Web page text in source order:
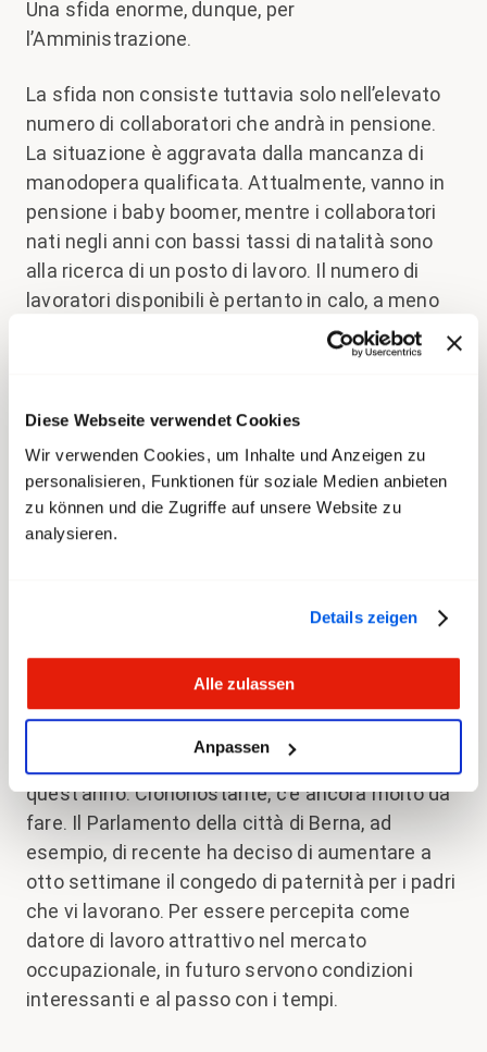
Diese Webseite verwendet Cookies
Wir verwenden Cookies, um Inhalte und Anzeigen zu
personalisieren, Funktionen für soziale Medien anbieten
zu können und die Zugriffe auf unsere Website zu
analysieren.
Details zeigen
Alle zulassen
Anpassen
Una sfida enorme, dunque, per
l’Amministrazione.
La sfida non consiste tuttavia solo nell’elevato
numero di collaboratori che andrà in pensione.
La situazione è aggravata dalla mancanza di
manodopera qualificata. Attualmente, vanno in
pensione i baby boomer, mentre i collaboratori
nati negli anni con bassi tassi di natalità sono
alla ricerca di un posto di lavoro. Il numero di
lavoratori disponibili è pertanto in calo, a meno
che questa diminuzione non possa essere
Inoltre, i requisiti che pongono i datori di lavoro
alle generazioni più giovani si distinguono da
quelli posti ai loro colleghi più anziani. Temi quali
il lavoro a tempo parziale anche in posizioni di
responsabilità, una migliore conciliabilità tra vita
acquisendo sempre più importanza.
transfair si impegna da sempre per condizioni di
lavoro attrattive nell’Amministrazione federale,
ampliato a quattro settimane dall’inizio di
quest’anno. Ciononostante, c’è ancora molto da
fare. Il Parlamento della città di Berna, ad
esempio, di recente ha deciso di aumentare a
otto settimane il congedo di paternità per i padri
che vi lavorano. Per essere percepita come
datore di lavoro attrattivo nel mercato
occupazionale, in futuro servono condizioni
interessanti e al passo con i tempi.